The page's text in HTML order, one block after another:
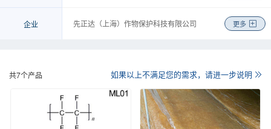
检测
物流 商务 咨询 工程
染料及有机颜料
化学试剂
金属制品、机械和设备
橡胶制品
催化剂及各种化学助剂
其他化工产品
信息用化学品
企业
先正达（上海）作物保护科技有限公司
中化化工科学技术研究总院有限公司
中化化肥控股有限公司
江苏扬农化工集团有限公司
鲁西化工集团股份有限公司
更多
共7个产品 如果以上不满足您的需求，请进一步说明